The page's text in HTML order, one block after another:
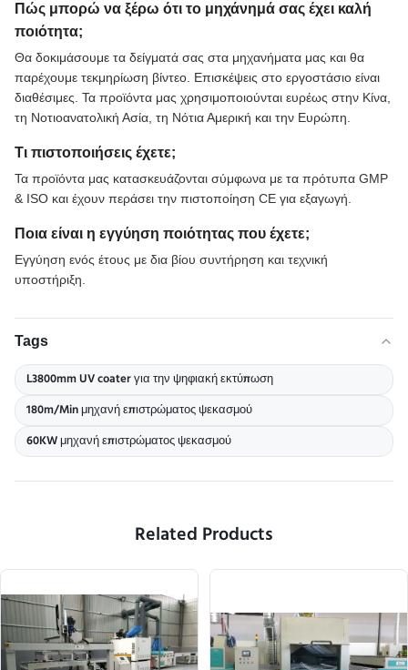
Πώς μπορώ να ξέρω ότι το μηχάνημά σας έχει καλή
ποιότητα;
Θα δοκιμάσουμε τα δείγματά σας στα μηχανήματα μας και θα
παρέχουμε τεκμηρίωση βίντεο. Επισκέψεις στο εργοστάσιο είναι
διαθέσιμες. Τα προϊόντα μας χρησιμοποιούνται ευρέως στην Κίνα,
τη Νοτιοανατολική Ασία, τη Νότια Αμερική και την Ευρώπη.
Τι πιστοποιήσεις έχετε;
Τα προϊόντα μας κατασκευάζονται σύμφωνα με τα πρότυπα GMP
& ISO και έχουν περάσει την πιστοποίηση CE για εξαγωγή.
Ποια είναι η εγγύηση ποιότητας που έχετε;
Εγγύηση ενός έτους με δια βίου συντήρηση και τεχνική
υποστήριξη.
Tags
L3800mm UV coater για την ψηφιακή εκτύπωση
180m/Min μηχανή επιστρώματος ψεκασμού
60KW μηχανή επιστρώματος ψεκασμού
Related Products